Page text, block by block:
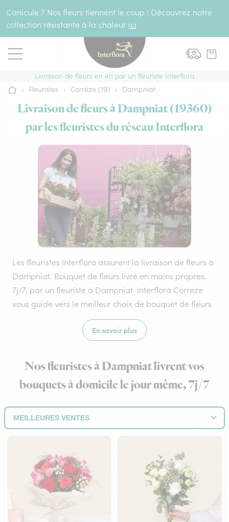
Canicule ? Nos fleurs tiennent le coup ! Découvrez notre
collection résistante à la chaleur ici
Livraison de fleurs en 4h par un fleuriste Interflora
Accueil
› Fleuristes › Corrèze (19) › Dampniat
Livraison de fleurs à Dampniat (19360)
par les fleuristes du réseau Interflora
Les fleuristes Interflora assurent la livraison de fleurs à
Dampniat. Bouquet de fleurs livré en mains propres,
7j/7, par un fleuriste à Dampniat. Interflora Correze
vous guide vers le meilleur choix de bouquet de fleurs.
En savoir plus
Nos fleuristes à Dampniat livrent vos
bouquets à domicile le jour même, 7j/7